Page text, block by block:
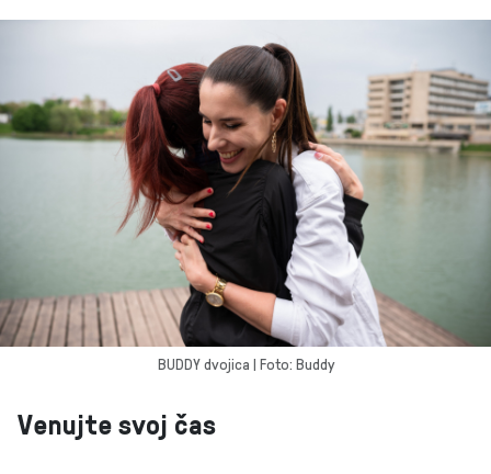
BUDDY dvojica | Foto: Buddy
Venujte svoj čas